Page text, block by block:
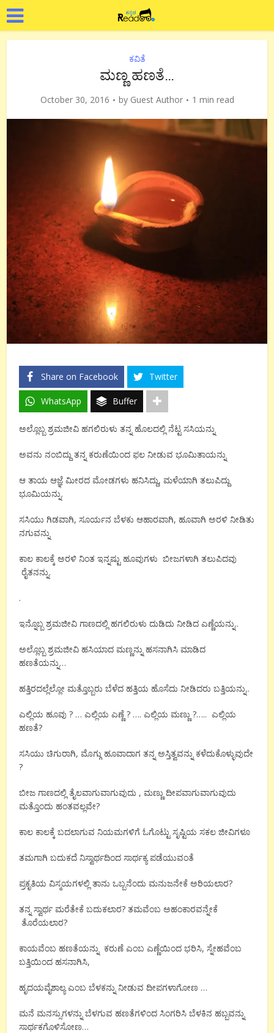
ಕವಿತೆ
ಮಣ್ಣ ಹಣತೆ…
October 30, 2016 by Guest Author 1 min read
Share on Facebook Twitter
WhatsApp Buffer
ಅಲ್ಲೊಬ್ಬ ಶ್ರಮಜೀವಿ ಹಗಲಿರುಳು ತನ್ನ ಹೊಲದಲ್ಲಿ ನೆಟ್ಟ ಸಸಿಯನ್ನು
ಅವನು ನಂಬಿದ್ದು ತನ್ನ ಕರುಣೆಯಿಂದ ಫಲ ನೀಡುವ ಭೂಮಿತಾಯನ್ನು
ಆ ತಾಯ ಆಜ್ಞೆ ಮೀರದ ಮೋಡಗಳು ಹನಿಸಿದ್ದು, ಮಳೆಯಾಗಿ ತಲುಪಿದ್ದು
ಭೂಮಿಯನ್ನು.
ಸಸಿಯು ಗಿಡವಾಗಿ, ಸೂರ್ಯನ ಬೆಳಕು ಆಹಾರವಾಗಿ, ಹೂವಾಗಿ ಅರಳಿ ನೀಡಿತು
ನಗುವನ್ನು
ಕಾಲ ಕಾಲಕ್ಕೆ ಅರಳಿ ನಿಂತ ಇನ್ನಷ್ಟು ಹೂವುಗಳು ಬೀಜಗಳಾಗಿ ತಲುಪಿದವು
ರೈತನನ್ನು.
.
ಇನ್ನೊಬ್ಬ ಶ್ರಮಜೀವಿ ಗಾಣದಲ್ಲಿ ಹಗಲಿರುಳು ದುಡಿದು ನೀಡಿದ ಎಣ್ಣೆಯನ್ನು..
ಅಲ್ಲೊಬ್ಬ ಶ್ರಮಜೀವಿ ಹಸಿಯಾದ ಮಣ್ಣನ್ನು ಹಸನಾಗಿಸಿ ಮಾಡಿದ
ಹಣತೆಯನ್ನು…
ಹತ್ತಿರದಲ್ಲೆಲ್ಲೋ ಮತ್ತೊಬ್ಬರು ಬೆಳೆದ ಹತ್ತಿಯ ಹೊಸೆದು ನೀಡಿದರು ಬತ್ತಿಯನ್ನು..
ಎಲ್ಲಿಯ ಹೂವು ? … ಎಲ್ಲಿಯ ಎಣ್ಣೆ ? …. ಎಲ್ಲಿಯ ಮಣ್ಣು ?….. ಎಲ್ಲಿಯ
ಹಣತೆ?
ಸಸಿಯು ಚಿಗುರಾಗಿ, ಮೊಗ್ಗು ಹೂವಾದಾಗ ತನ್ನ ಅಸ್ತಿತ್ವವನ್ನು ಕಳೆದುಕೊಳ್ಳುವುದೇ
?
ಬೀಜ ಗಾಣದಲ್ಲಿ ತೈಲವಾಗುವಾಗುವುದು , ಮಣ್ಣು ದೀಪವಾಗುವಾಗುವುದು
ಮತ್ತೊಂದು ಹಂತವಲ್ಲವೇ?
ಕಾಲ ಕಾಲಕ್ಕೆ ಬದಲಾಗುವ ನಿಯಮಗಳಿಗೆ ಓಗೊಟ್ಟು ಸೃಷ್ಟಿಯ ಸಕಲ ಜೀವಿಗಳೂ
ತಮಗಾಗಿ ಬದುಕದೆ ನಿಸ್ವಾರ್ಥದಿಂದ ಸಾರ್ಥಕ್ಯ ಪಡೆಯುವಂತೆ
ಪ್ರಕೃತಿಯ ವಿಸ್ಮಯಗಳಲ್ಲಿ ತಾನು ಒಬ್ಬನೆಂದು ಮನುಜನೇಕೆ ಅರಿಯಲಾರ?
ತನ್ನ ಸ್ವಾರ್ಥ ಮರೆತೇಕೆ ಬದುಕಲಾರ? ತಮವೆಂಬ ಅಹಂಕಾರವನ್ನೇಕೆ
ತೊರೆಯಲಾರ?
ಕಾಯವೆಂಬ ಹಣತೆಯನ್ನು ಕರುಣೆ ಎಂಬ ಎಣ್ಣೆಯಿಂದ ಭರಿಸಿ, ಸ್ನೇಹವೆಂಬ
ಬತ್ತಿಯಿಂದ ಹಸನಾಗಿಸಿ,
ಹೃದಯವೈಶಾಲ್ಯ ಎಂಬ ಬೆಳಕನ್ನು ನೀಡುವ ದೀಪಗಳಾಗೋಣ …
ಮನೆ ಮನಸ್ಸುಗಳನ್ನು ಬೆಳಗುವ ಹಣತೆಗಳಿಂದ ಸಿಂಗರಿಸಿ ಬೆಳಕಿನ ಹಬ್ಬವನ್ನು
ಸಾರ್ಥಕಗೊಳಿಸೋಣ…